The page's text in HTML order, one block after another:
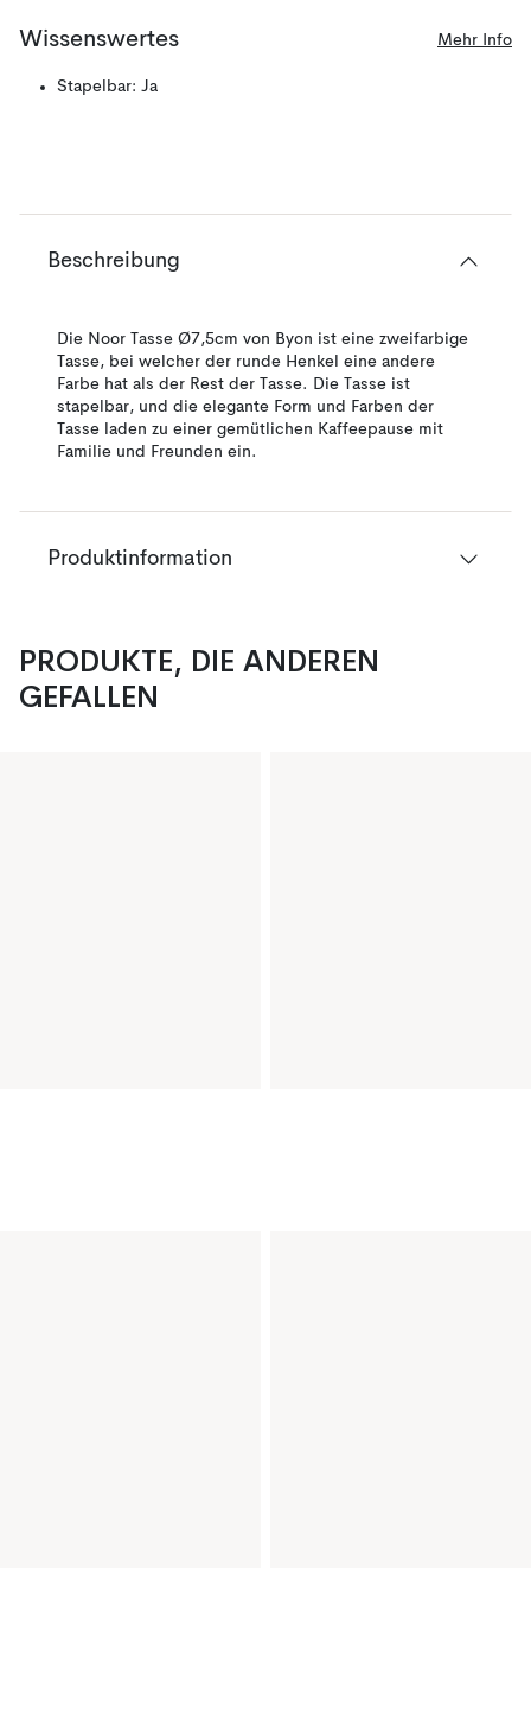
Wissenswertes Mehr Info
Stapelbar: Ja
Beschreibung
Die Noor Tasse Ø7,5cm von Byon ist eine zweifarbige
Tasse, bei welcher der runde Henkel eine andere
Farbe hat als der Rest der Tasse. Die Tasse ist
stapelbar, und die elegante Form und Farben der
Tasse laden zu einer gemütlichen Kaffeepause mit
Familie und Freunden ein.
Produktinformation
PRODUKTE, DIE ANDEREN
GEFALLEN